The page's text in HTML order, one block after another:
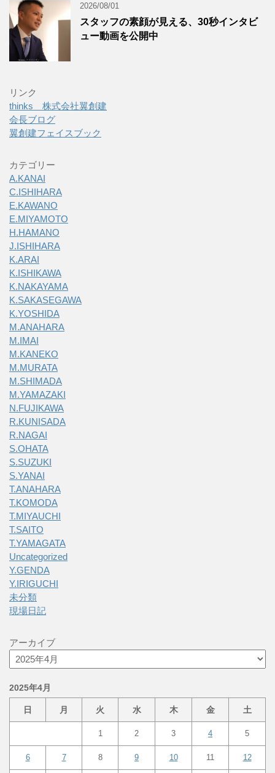
2026/08/01
スタッフの素顔が見える、30秒インタビ
ュー動画を公開中
リンク
thinks 株式会社翼創建
会長ブログ
翼創建フェイスブック
カテゴリー
A.KANAI
C.ISHIHARA
E.KAWANO
E.MIYAMOTO
H.HAMANO
J.ISHIHARA
K.ARAI
K.ISHIKAWA
K.NAKAYAMA
K.SAKASEGAWA
K.YOSHIDA
M.ANAHARA
M.IMAI
M.KANEKO
M.MURATA
M.SHIMADA
M.YAMAZAKI
N.FUJIKAWA
R.KUNISADA
R.NAGAI
S.OHATA
S.SUZUKI
S.YANAI
T.ANAHARA
T.KOMODA
T.MIYAUCHI
T.SAITO
T.YAMAGATA
Uncategorized
Y.GENDA
Y.IRIGUCHI
未分類
現場日記
アーカイブ
2025年4月
日 月 火 水 木 金 土
1 2 3 4 5
6 7 8 9 10 11 12